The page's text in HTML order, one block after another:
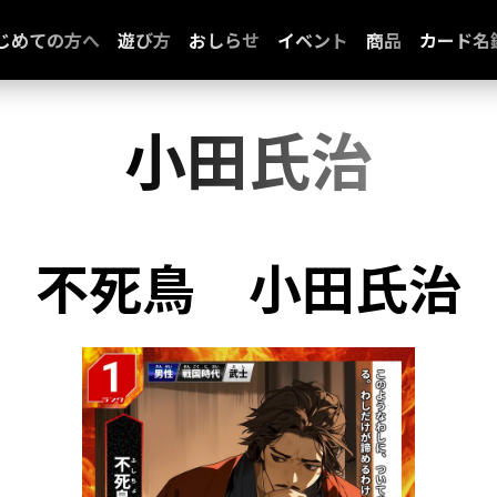
めての方へ 遊び方 おしらせ イベント 商品 カード名
小田氏治
不死鳥 小田氏治